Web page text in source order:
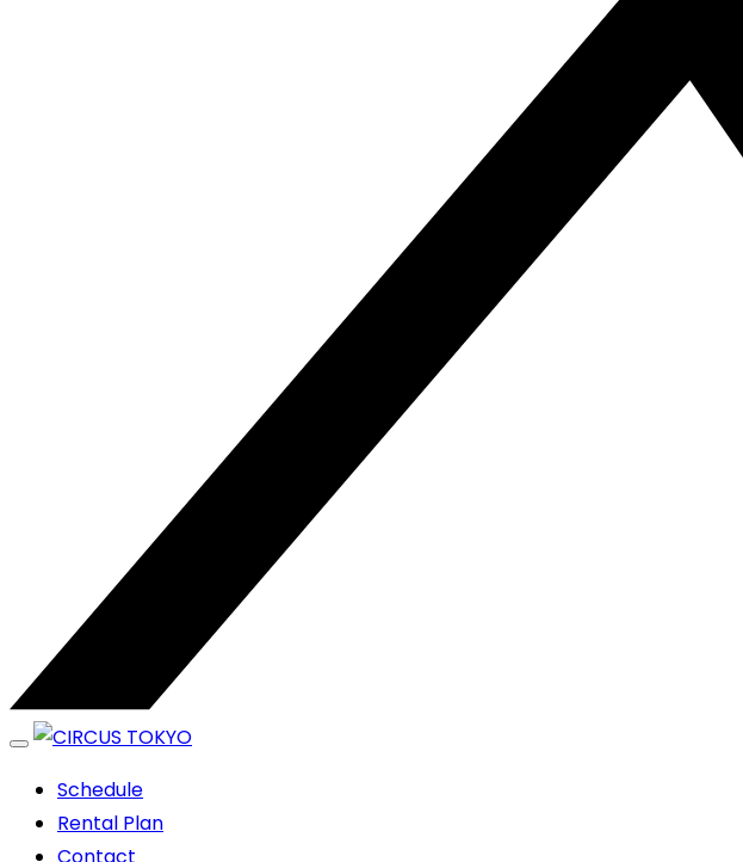
CIRCUS TOKYO
エンターテイメントスペース
Schedule
Rental Plan
Contact